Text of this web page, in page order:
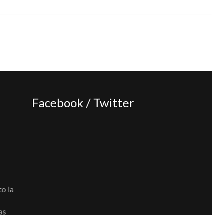
la
Facebook / Twitter